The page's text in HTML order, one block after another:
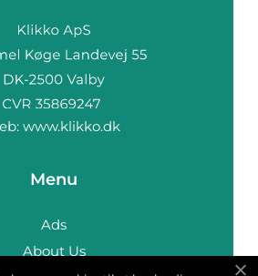
www.klikko.dk
Menu
Ads
About Us